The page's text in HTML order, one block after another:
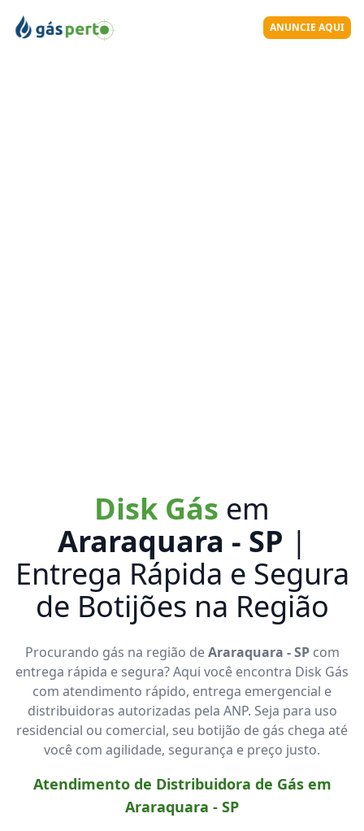
ANUNCIE AQUI
Disk Gás em
Araraquara - SP |
Entrega Rápida e Segura
de Botijões na Região
Procurando gás na região deAraraquara - SPcom
entrega rápida e segura? Aqui você encontra Disk Gás
com atendimento rápido, entrega emergencial e
distribuidoras autorizadas pela ANP. Seja para uso
residencial ou comercial, seu botijão de gás chega até
você com agilidade, segurança e preço justo.
Atendimento de Distribuidora de Gás em
Araraquara - SP